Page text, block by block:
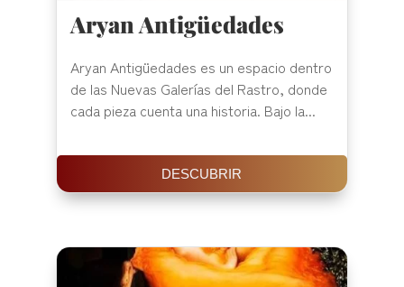
Aryan Antigüedades
Aryan Antigüedades es un espacio dentro
de las Nuevas Galerías del Rastro, donde
cada pieza cuenta una historia. Bajo la...
DESCUBRIR